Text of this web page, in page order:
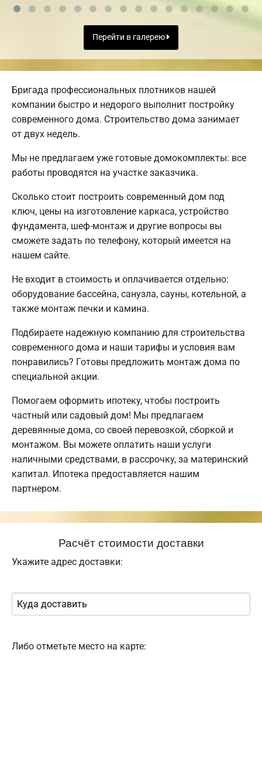
Перейти в галерею
Бригада профессиональных плотников нашей
компании быстро и недорого выполнит постройку
современного дома. Строительство дома занимает
от двух недель.
Мы не предлагаем уже готовые домокомплекты: все
работы проводятся на участке заказчика.
Сколько стоит построить современный дом под
ключ, цены на изготовление каркаса, устройство
фундамента, шеф-монтаж и другие вопросы вы
сможете задать по телефону, который имеется на
нашем сайте.
Не входит в стоимость и оплачивается отдельно:
оборудование бассейна, санузла, сауны, котельной, а
также монтаж печки и камина.
Подбираете надежную компанию для строительства
современного дома и наши тарифы и условия вам
понравились? Готовы предложить монтаж дома по
специальной акции.
Помогаем оформить ипотеку, чтобы построить
частный или садовый дом! Мы предлагаем
деревянные дома, со своей перевозкой, сборкой и
монтажом. Вы можете оплатить наши услуги
наличными средствами, в рассрочку, за материнский
капитал. Ипотека предоставляется нашим
партнером.
Расчёт стоимости доставки
Укажите адрес доставки:
Либо отметьте место на карте: